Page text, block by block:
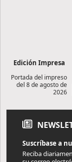
Edición Impresa
Portada del impreso
del 8 de agosto de
2026
Suscríbase a
Reciba